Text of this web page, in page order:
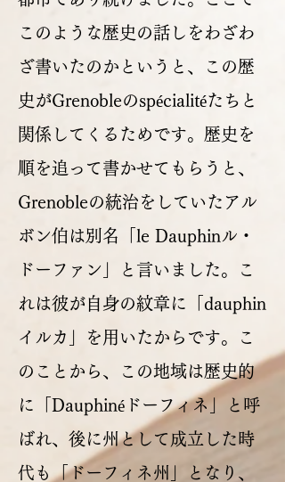
このような歴史の話しをわざわ
ざ書いたのかというと、この歴
史がGrenobleのspécialitéたちと
関係してくるためです。歴史を
順を追って書かせてもらうと、
Grenobleの統治をしていたアル
ボン伯は別名「le Dauphinル・
ドーファン」と言いました。こ
れは彼が自身の紋章に「dauphin
イルカ」を用いたからです。こ
のことから、この地域は歴史的
に「Dauphinéドーフィネ」と呼
ばれ、後に州として成立した時
代も「ドーフィネ州」となり、